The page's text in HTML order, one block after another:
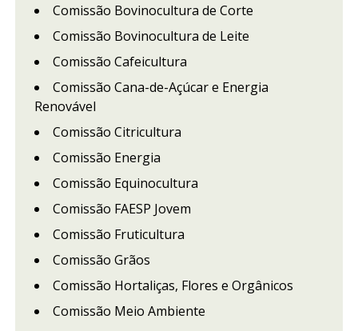
Comissão Bovinocultura de Corte
Comissão Bovinocultura de Leite
Comissão Cafeicultura
Comissão Cana-de-Açúcar e Energia
Renovável
Comissão Citricultura
Comissão Energia
Comissão Equinocultura
Comissão FAESP Jovem
Comissão Fruticultura
Comissão Grãos
Comissão Hortaliças, Flores e Orgânicos
Comissão Meio Ambiente